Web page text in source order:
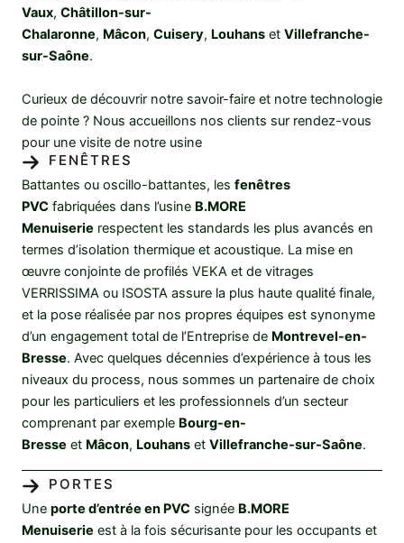
Vaux, Châtillon-sur-
Chalaronne, Mâcon, Cuisery, Louhans et Villefranche-
sur-Saône.
Curieux de découvrir notre savoir-faire et notre technologie
de pointe ? Nous accueillons nos clients sur rendez-vous
pour une visite de notre usine
FENÊTRES
Battantes ou oscillo-battantes, les fenêtres
PVC fabriquées dans l’usine B.MORE
Menuiserie respectent les standards les plus avancés en
termes d’isolation thermique et acoustique. La mise en
œuvre conjointe de profilés VEKA et de vitrages
VERRISSIMA ou ISOSTA assure la plus haute qualité finale,
et la pose réalisée par nos propres équipes est synonyme
d’un engagement total de l’Entreprise de Montrevel-en-
Bresse. Avec quelques décennies d’expérience à tous les
niveaux du process, nous sommes un partenaire de choix
pour les particuliers et les professionnels d’un secteur
comprenant par exemple Bourg-en-
Bresse et Mâcon, Louhans et Villefranche-sur-Saône.
PORTES
Une porte d’entrée en PVC signée B.MORE
Menuiserie est à la fois sécurisante pour les occupants et